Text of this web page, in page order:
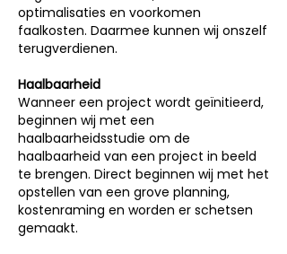
optimalisaties en voorkomen
faalkosten. Daarmee kunnen wij onszelf
terugverdienen.
Haalbaarheid
Wanneer een project wordt geïnitieerd,
beginnen wij met een
haalbaarheidsstudie om de
haalbaarheid van een project in beeld
te brengen. Direct beginnen wij met het
opstellen van een grove planning,
kostenraming en worden er schetsen
gemaakt.